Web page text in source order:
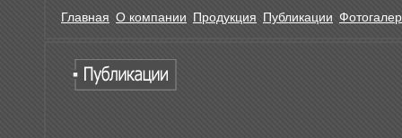
Главная О компании Продукция Публикации